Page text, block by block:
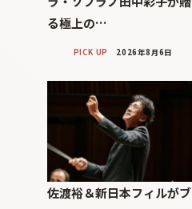
る極上の…
PICK UP 2026年8月6日
佐渡裕＆新日本フィルがブ